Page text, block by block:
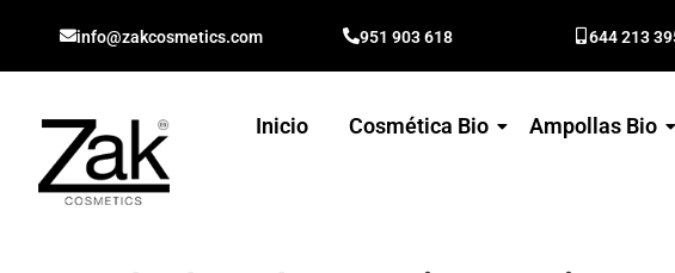
info@zakcosmetics.com 951 903 618 644 213
Inicio Cosmética Bio Ampollas Bio